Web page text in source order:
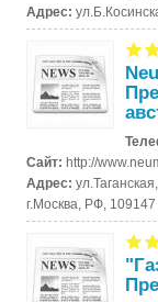
Адрес:
Сайт:http://
Адрес:
г.Москва, РФ, 109147